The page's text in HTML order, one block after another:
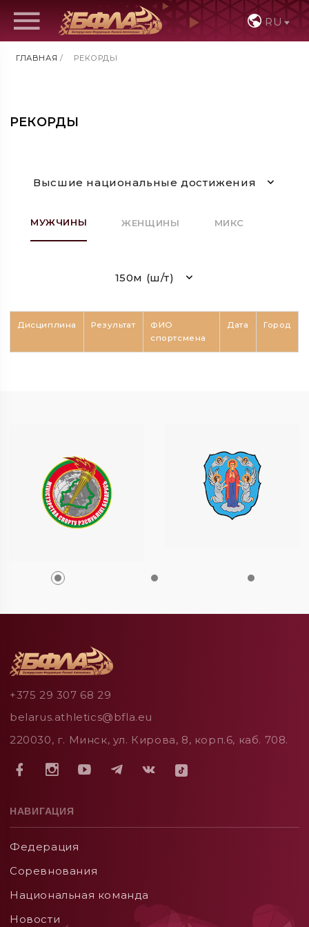
RU
ГЛАВНАЯ / РЕКОРДЫ
РЕКОРДЫ
Высшие национальные достижения
МУЖЧИНЫ ЖЕНЩИНЫ МИКС
150м (ш/т)
Дисциплина Результат
ФИО
спортсмена
Дата Город
+375 29 307 68 29
belarus.athletics@bfla.eu
220030, г. Минск, ул. Кирова, 8, корп.6, каб. 708.
НАВИГАЦИЯ
Федерация
Соревнования
Национальная команда
Новости